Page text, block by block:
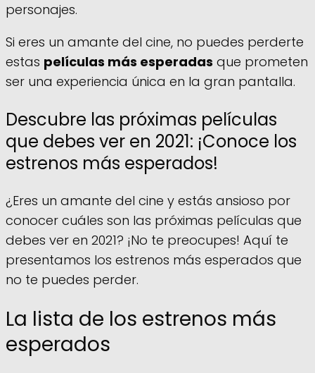
personajes.
Si eres un amante del cine, no puedes perderte
estas películas más esperadas que prometen
ser una experiencia única en la gran pantalla.
Descubre las próximas películas
que debes ver en 2021: ¡Conoce los
estrenos más esperados!
¿Eres un amante del cine y estás ansioso por
conocer cuáles son las próximas películas que
debes ver en 2021? ¡No te preocupes! Aquí te
presentamos los estrenos más esperados que
no te puedes perder.
La lista de los estrenos más
esperados